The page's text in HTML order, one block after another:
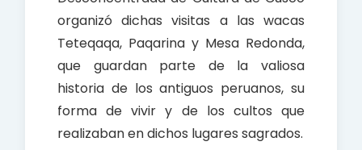
organizó dichas visitas a las wacas
Teteqaqa, Paqarina y Mesa Redonda,
que guardan parte de la valiosa
historia de los antiguos peruanos, su
forma de vivir y de los cultos que
realizaban en dichos lugares sagrados.